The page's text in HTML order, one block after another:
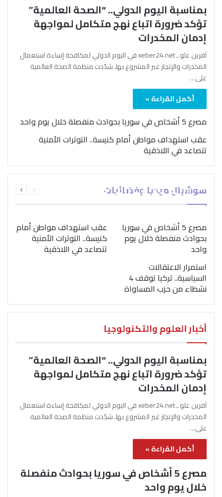
بمناسبة اليوم الدولي.. “الصحة العالمية”
تؤكد ضرورة اتباع نهج متكامل لمواجهة
إدمان المخدرات
آفرين علو ـ xeber24.net في اليوم الدولي لمكافحة إساءة استعمال
المخدرات والإتجار غير المشروع بها، شدّدت منظمة الصحة العالمية
على…
أكمل القراءة »
مصرع 5 أشخاص في سوريا بحوادث منفصلة خلال يوم واحد
عقب استهداف مواطن أمام كنيسة.. التوترات الأمنية
تتصاعد في اللاذقية
سوشيال ميديا وفضائيات الصفحةالصفحة
بمناسبة اليوم الدولي..
“الصحة العالمية” تؤكد
ضرورة اتباع نهج متكامل
لمواجهة إدمان المخدرات
مصرع 5 أشخاص في سوريا
بحوادث منفصلة خلال يوم
واحد
عقب استهداف مواطن أمام
كنيسة.. التوترات الأمنية
تتصاعد في اللاذقية
استمرار الاعتقالات
السياسية.. تركيا توقف 4
نشطاء من حزب المساواة
أخبار العلوم والتكنولوجيا
بمناسبة اليوم الدولي.. “الصحة العالمية”
تؤكد ضرورة اتباع نهج متكامل لمواجهة
إدمان المخدرات
آفرين علو ـ xeber24.net في اليوم الدولي لمكافحة إساءة استعمال
المخدرات والإتجار غير المشروع بها، شدّدت منظمة الصحة العالمية
على…
أكمل القراءة »
مصرع 5 أشخاص في سوريا بحوادث منفصلة
خلال يوم واحد